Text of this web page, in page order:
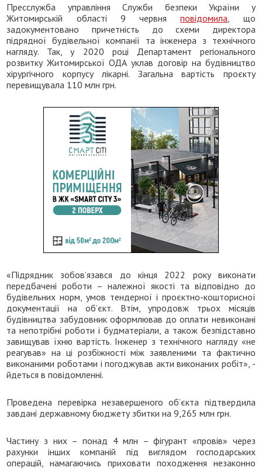
Пресслужба управління Служби безпеки України у
Житомирській області 9 червняповідомила , що
задокументовано причетність до схеми директора
підрядної будівельної компанії та інженера з технічного
нагляду. Так, у 2020 році Департамент регіонального
розвитку Житомирської ОДА уклав договір на будівництво
хірургічного корпусу лікарні. Загальна вартість проєкту
перевищувала 110 млн грн.
«Підрядник зобов’язався до кінця 2022 року виконати
передбачені роботи – належної якості та відповідно до
будівельних норм, умов тендерної і проєктно-кошторисної
документації на об’єкт. Втім, упродовж трьох місяців
будівництва забудовник оформлював до оплати невиконані
та непотрібні роботи і будматеріали, а також безпідставно
завищував їхню вартість. Інженер з технічного нагляду «не
реагував» на ці розбіжності між заявленими та фактично
виконаними роботами і погоджував акти виконаних робіт», -
йдеться в повідомленні.
Проведена перевірка незавершеного об’єкта підтвердила
завдані державному бюджету збитки на 9,265 млн грн.
Частину з них – понад 4 млн – фігурант «провів» через
рахунки інших компаній під виглядом господарських
операцій, намагаючись приховати походження незаконно